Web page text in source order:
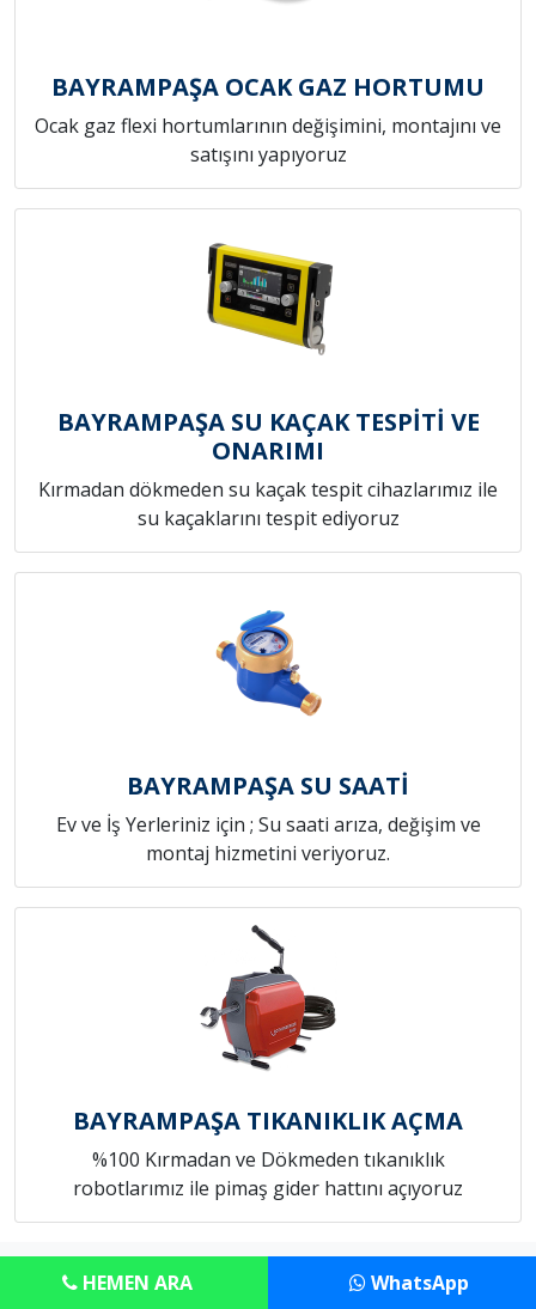
BAYRAMPAŞA OCAK GAZ HORTUMU
Ocak gaz flexi hortumlarının değişimini, montajını ve
satışını yapıyoruz
BAYRAMPAŞA SU KAÇAK TESPİTİ VE
ONARIMI
Kırmadan dökmeden su kaçak tespit cihazlarımız ile
su kaçaklarını tespit ediyoruz
BAYRAMPAŞA SU SAATİ
Ev ve İş Yerleriniz için ; Su saati arıza, değişim ve
montaj hizmetini veriyoruz.
BAYRAMPAŞA TIKANIKLIK AÇMA
%100 Kırmadan ve Dökmeden tıkanıklık
robotlarımız ile pimaş gider hattını açıyoruz
HEMEN ARA WhatsApp
Copyright © Anadolu Konut Tamircim